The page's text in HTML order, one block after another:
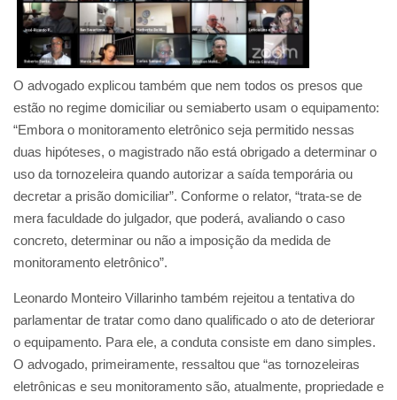
O advogado explicou também que nem todos os presos que
estão no regime domiciliar ou semiaberto usam o equipamento:
“Embora o monitoramento eletrônico seja permitido nessas
duas hipóteses, o magistrado não está obrigado a determinar o
uso da tornozeleira quando autorizar a saída temporária ou
decretar a prisão domiciliar”. Conforme o relator, “trata-se de
mera faculdade do julgador, que poderá, avaliando o caso
concreto, determinar ou não a imposição da medida de
monitoramento eletrônico”.
Leonardo Monteiro Villarinho também rejeitou a tentativa do
parlamentar de tratar como dano qualificado o ato de deteriorar
o equipamento. Para ele, a conduta consiste em dano simples.
O advogado, primeiramente, ressaltou que “as tornozeleiras
eletrônicas e seu monitoramento são, atualmente, propriedade e